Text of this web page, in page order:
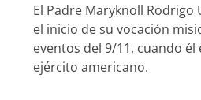
El Padre Maryknoll Rodrigo
el inicio de su vocación
eventos del 9/11, cuando él
ejército americano.